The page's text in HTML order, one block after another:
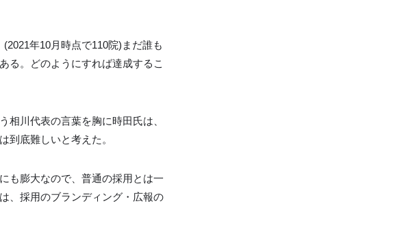
年10月時点で110院)まだ誰も
る。どのようにすれば達成するこ
相川代表の言葉を胸に時田氏は、
到底難しいと考えた。
も膨大なので、普通の採用とは一
、採用のブランディング・広報の